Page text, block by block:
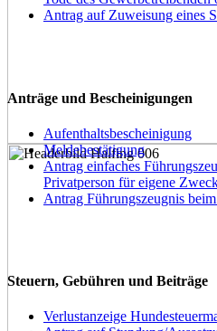
Antrag auf Zuweisung eines
Anträge und Bescheinigungen
Aufenthaltsbescheinigung
Meldebestätigung
Antrag einfaches
Privatperson für eigene
Antrag Führungszeugnis
Steuern, Gebühren und Beiträge
Verlustanzeige